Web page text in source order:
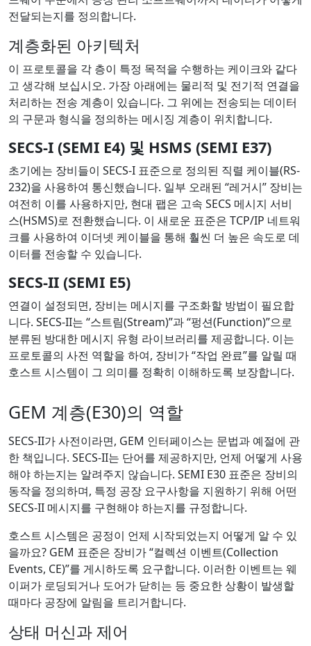
전달되는지를 정의합니다.
계층화된 아키텍처
이 프로토콜을 각 층이 특정 목적을 수행하는 케이크와 같다
고 생각해 보십시오. 가장 아래에는 물리적 및 전기적 연결을
처리하는 전송 계층이 있습니다. 그 위에는 전송되는 데이터
의 구문과 형식을 정의하는 메시징 계층이 위치합니다.
SECS-I (SEMI E4) 및 HSMS (SEMI E37)
초기에는 장비들이 SECS-I 표준으로 정의된 직렬 케이블(RS-
232)을 사용하여 통신했습니다. 일부 오래된 “레거시” 장비는
여전히 이를 사용하지만, 현대 팹은 고속 SECS 메시지 서비
스(HSMS)로 전환했습니다. 이 새로운 표준은 TCP/IP 네트워
크를 사용하여 이더넷 케이블을 통해 훨씬 더 높은 속도로 데
이터를 전송할 수 있습니다.
SECS-II (SEMI E5)
연결이 설정되면, 장비는 메시지를 구조화할 방법이 필요합
니다. SECS-II는 “스트림(Stream)”과 “펑션(Function)”으로
분류된 방대한 메시지 유형 라이브러리를 제공합니다. 이는
프로토콜의 사전 역할을 하여, 장비가 “작업 완료”를 알릴 때
호스트 시스템이 그 의미를 정확히 이해하도록 보장합니다.
GEM 계층(E30)의 역할
SECS-II가 사전이라면, GEM 인터페이스는 문법과 예절에 관
한 책입니다. SECS-II는 단어를 제공하지만, 언제 어떻게 사용
해야 하는지는 알려주지 않습니다. SEMI E30 표준은 장비의
동작을 정의하며, 특정 공장 요구사항을 지원하기 위해 어떤
SECS-II 메시지를 구현해야 하는지를 규정합니다.
호스트 시스템은 공정이 언제 시작되었는지 어떻게 알 수 있
을까요? GEM 표준은 장비가 “컬렉션 이벤트(Collection
Events, CE)”를 게시하도록 요구합니다. 이러한 이벤트는 웨
이퍼가 로딩되거나 도어가 닫히는 등 중요한 상황이 발생할
때마다 공장에 알림을 트리거합니다.
상태 머신과 제어